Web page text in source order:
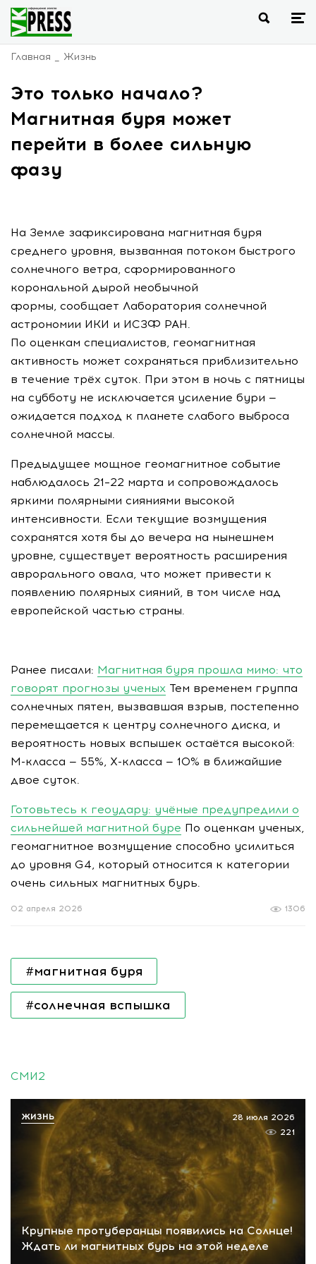
Главная Жизнь
Это только начало?
Магнитная буря может
перейти в более сильную
фазу
На Земле зафиксирована магнитная буря
среднего уровня, вызванная потоком быстрого
солнечного ветра, сформированного
корональной дырой необычной
формы, сообщает Лаборатория солнечной
астрономии ИКИ и ИСЗФ РАН.
По оценкам специалистов, геомагнитная
активность может сохраняться приблизительно
в течение трёх суток. При этом в ночь с пятницы
на субботу не исключается усиление бури —
ожидается подход к планете слабого выброса
солнечной массы.
Предыдущее мощное геомагнитное событие
наблюдалось 21–22 марта и сопровождалось
яркими полярными сияниями высокой
интенсивности. Если текущие возмущения
сохранятся хотя бы до вечера на нынешнем
уровне, существует вероятность расширения
аврорального овала, что может привести к
появлению полярных сияний, в том числе над
европейской частью страны.
Ранее писали: Магнитная буря прошла мимо: что
говорят прогнозы ученых Тем временем группа
солнечных пятен, вызвавшая взрыв, постепенно
перемещается к центру солнечного диска, и
вероятность новых вспышек остаётся высокой:
M-класса — 55%, X-класса — 10% в ближайшие
двое суток.
Готовьтесь к геоудару: учёные предупредили о
сильнейшей магнитной буре По оценкам ученых,
геомагнитное возмущение способно усилиться
до уровня G4, который относится к категории
очень сильных магнитных бурь.
1306
02 апреля 2026
#магнитная буря
#солнечная вспышка
СМИ2
Крупные протуберанцы появились на Солнце!
Ждать ли магнитных бурь на этой неделе
28 июля 2026
221
ЖИЗНЬ